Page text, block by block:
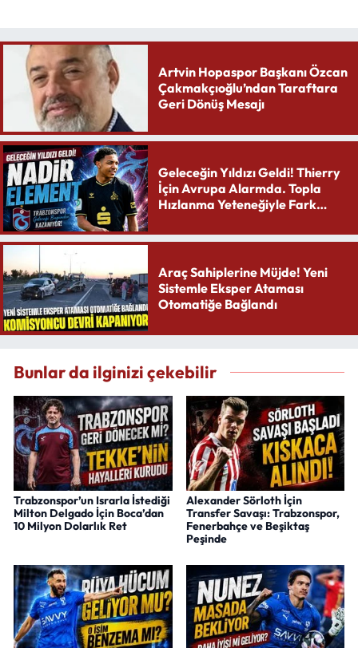
Artvin Hopaspor Başkanı Özcan
Çakmakçıoğlu’ndan Taraftara
Geri Dönüş Mesajı
Geleceğin Yıldızı Geldi! Thierry
İçin Avrupa Alarmda. Topla
Hızlanma Yeteneğiyle Fark
Araç Sahiplerine Müjde! Yeni
Sistemle Eksper Ataması
Otomatiğe Bağlandı
Bunlar da ilginizi çekebilir
Trabzonspor’un Israrla İstediği
Milton Delgado İçin Boca’dan
10 Milyon Dolarlık Ret
Alexander Sörloth İçin
Transfer Savaşı: Trabzonspor,
Fenerbahçe ve Beşiktaş
Peşinde